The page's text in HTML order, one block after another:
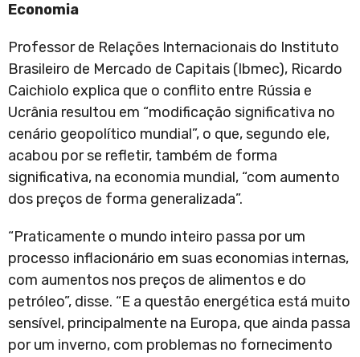
Economia
Professor de Relações Internacionais do Instituto
Brasileiro de Mercado de Capitais (Ibmec), Ricardo
Caichiolo explica que o conflito entre Rússia e
Ucrânia resultou em “modificação significativa no
cenário geopolítico mundial”, o que, segundo ele,
acabou por se refletir, também de forma
significativa, na economia mundial, “com aumento
dos preços de forma generalizada”.
“Praticamente o mundo inteiro passa por um
processo inflacionário em suas economias internas,
com aumentos nos preços de alimentos e do
petróleo”, disse. “E a questão energética está muito
sensível, principalmente na Europa, que ainda passa
por um inverno, com problemas no fornecimento